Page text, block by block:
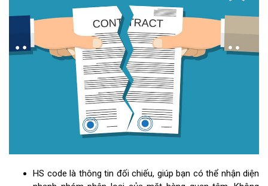
HS code là thông tin đối chiếu, giúp bạn có thể nhận diện